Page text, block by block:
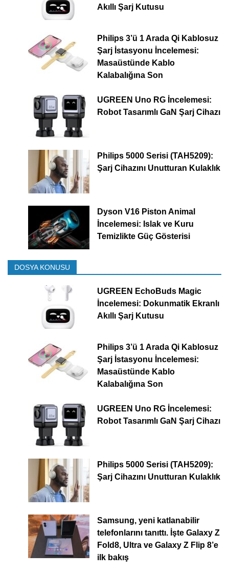
Akıllı Şarj Kutusu
Philips 3’ü 1 Arada Qi Kablosuz
Şarj İstasyonu İncelemesi:
Masaüstünde Kablo
Kalabalığına Son
UGREEN Uno RG İncelemesi:
Robot Tasarımlı GaN Şarj Cihazı
Philips 5000 Serisi (TAH5209):
Şarj Cihazını Unutturan Kulaklık
Dyson V16 Piston Animal
İncelemesi: Islak ve Kuru
Temizlikte Güç Gösterisi
DOSYA KONUSU
UGREEN EchoBuds Magic
İncelemesi: Dokunmatik Ekranlı
Akıllı Şarj Kutusu
Philips 3’ü 1 Arada Qi Kablosuz
Şarj İstasyonu İncelemesi:
Masaüstünde Kablo
Kalabalığına Son
UGREEN Uno RG İncelemesi:
Robot Tasarımlı GaN Şarj Cihazı
Philips 5000 Serisi (TAH5209):
Şarj Cihazını Unutturan Kulaklık
Samsung, yeni katlanabilir
telefonlarını tanıttı. İşte Galaxy Z
Fold8, Ultra ve Galaxy Z Flip 8’e
ilk bakış